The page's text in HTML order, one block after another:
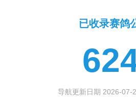
已收录赛鸽
导航更新日期 2026-07-